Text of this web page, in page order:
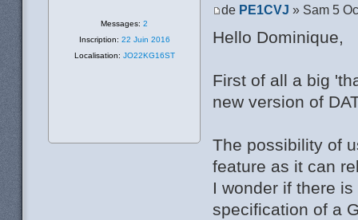
de PE1CVJ » Sam 5
Hello Dominique,
First of all a big
new version of
The possibility of
feature as it can
I wonder if there
specification of a
Messages: 2
Inscription: 22 Juin 2016
Localisation: JO22KG16ST